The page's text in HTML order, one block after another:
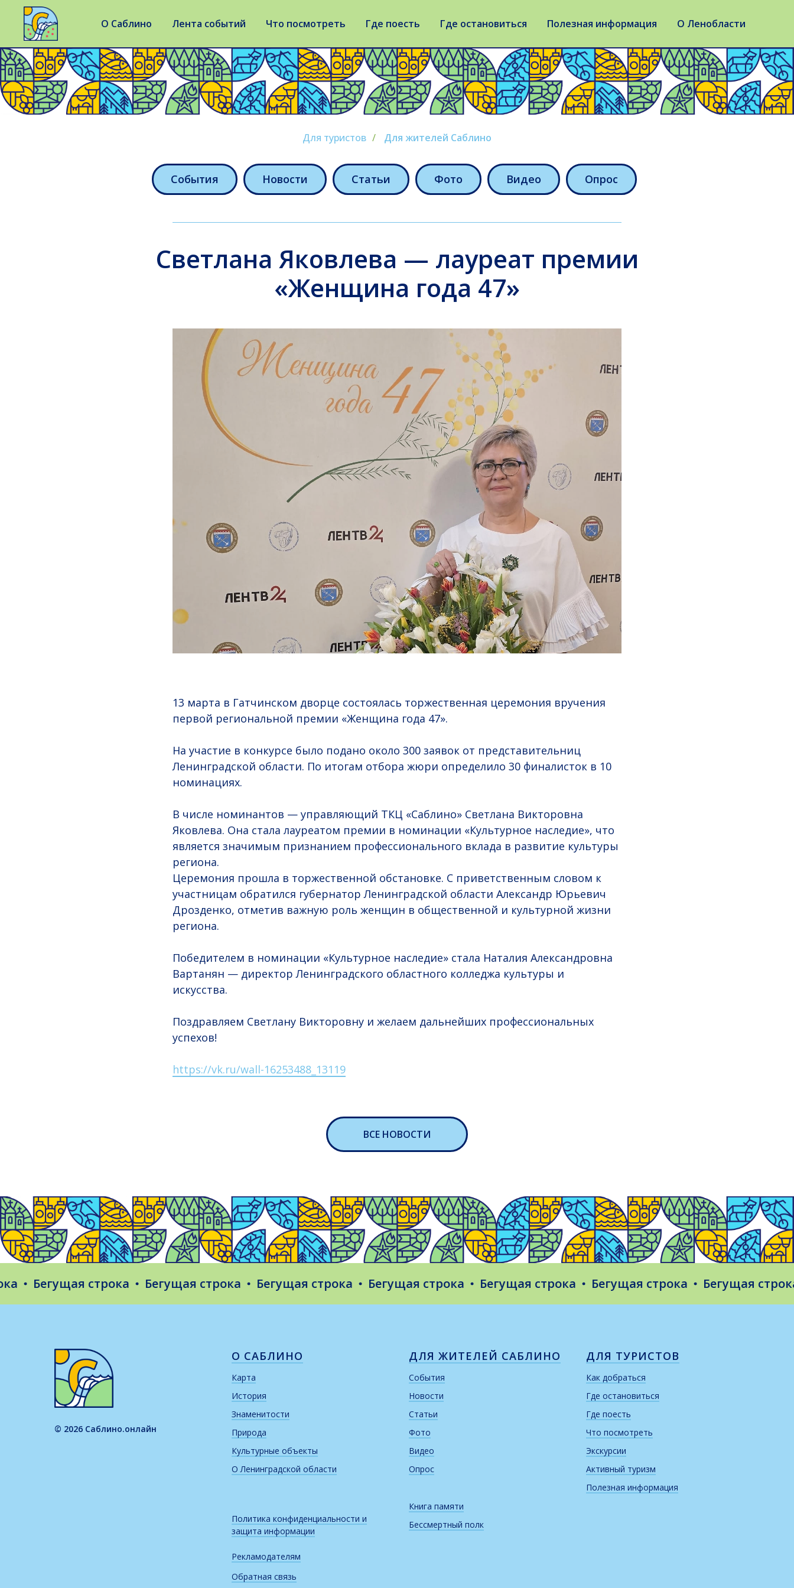
О Саблино Лента событий Что посмотреть Где поесть Где остановиться Полезная информация О Ленобласти
Для туристов / Для жителей Саблино
События Новости Статьи Фото Видео Опрос
Светлана Яковлева — лауреат премии
«Женщина года 47»
13 марта в Гатчинском дворце состоялась торжественная церемония вручения
первой региональной премии «Женщина года 47».
На участие в конкурсе было подано около 300 заявок от представительниц
Ленинградской области. По итогам отбора жюри определило 30 финалисток в 10
номинациях.
В числе номинантов — управляющий ТКЦ «Саблино» Светлана Викторовна
Яковлева. Она стала лауреатом премии в номинации «Культурное наследие», что
является значимым признанием профессионального вклада в развитие культуры
региона.
Церемония прошла в торжественной обстановке. С приветственным словом к
участницам обратился губернатор Ленинградской области Александр Юрьевич
Дрозденко, отметив важную роль женщин в общественной и культурной жизни
региона.
Победителем в номинации «Культурное наследие» стала Наталия Александровна
Вартанян — директор Ленинградского областного колледжа культуры и
искусства.
Поздравляем Светлану Викторовну и желаем дальнейших профессиональных
успехов!
https://vk.ru/wall-16253488_13119
ВСЕ НОВОСТИ
Бегущая строка Бегущая строка Бегущая строка Бегущая строка Бегущая строка Бегущая строка Бегущая строка
© 2026 Саблино.онлайн
О САБЛИНО
Карта
История
Знаменитости
Природа
Культурные объекты
О Ленинградской области
Политика конфиденциальности и
защита информации
Рекламодателям
Обратная связь
ДЛЯ ЖИТЕЛЕЙ САБЛИНО
События
Новости
Статьи
Фото
Видео
Опрос
Книга памяти
Бессмертный полк
ДЛЯ ТУРИСТОВ
Как добраться
Где остановиться
Где поесть
Что посмотреть
Экскурсии
Активный туризм
Полезная информация